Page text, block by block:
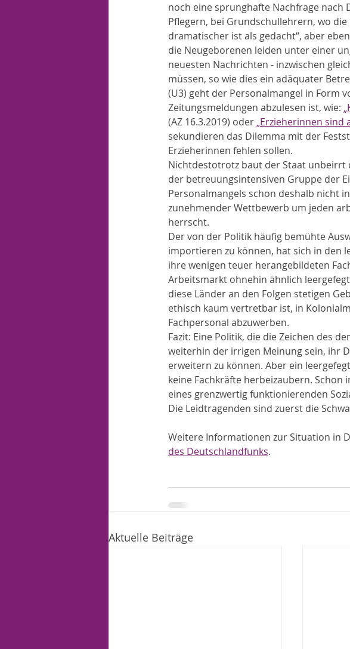
noch eine sprunghafte Nachfrage
Pflegern, bei Grundschullehrern, wo
dramatischer ist als gedacht“, aber
die Neugeborenen leiden unter einer
neuesten Nachrichten - inzwischen
müssen, so wie dies ein adäquater
(U3) geht der Personalmangel in Form
Zeitungsmeldungen abzulesen ist, wie:
(AZ 16.3.2019) oder „Erzieherinnen sind
sekundieren das Dilemma mit der
Erzieherinnen fehlen sollen.
Nichtdestotrotz baut der Staat unbeirrt
der betreuungsintensiven Gruppe der
Personalmangels schon deshalb nicht
zunehmender Wettbewerb um jeden
herrscht.
Der von der Politik häufig bemühte
importieren zu können, hat sich in den
ihre wenigen teuer herangebildeten
Arbeitsmarkt ohnehin ähnlich
diese Länder an den Folgen stetigen
ethisch kaum vertretbar ist, in
Fachpersonal abzuwerben.
Fazit: Eine Politik, die die Zeichen des
weiterhin der irrigen Meinung sein, ihr
erweitern zu können. Aber ein
keine Fachkräfte herbeizaubern.
eines grenzwertig funktionierenden
Die Leidtragenden sind zuerst die
Weitere Informationen zur Situation in
des Deutschlandfunks.
Aktuelle Beiträge